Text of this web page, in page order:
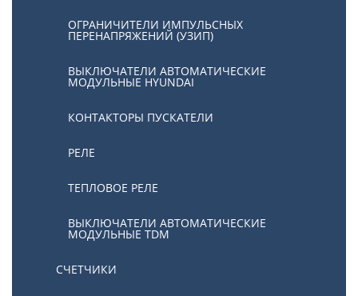
ОГРАНИЧИТЕЛИ ИМПУЛЬСНЫХ
ПЕРЕНАПРЯЖЕНИЙ (УЗИП)
ВЫКЛЮЧАТЕЛИ АВТОМАТИЧЕСКИЕ
МОДУЛЬНЫЕ HYUNDAI
КОНТАКТОРЫ ПУСКАТЕЛИ
РЕЛЕ
ТЕПЛОВОЕ РЕЛЕ
ВЫКЛЮЧАТЕЛИ АВТОМАТИЧЕСКИЕ
МОДУЛЬНЫЕ TDM
СЧЕТЧИКИ